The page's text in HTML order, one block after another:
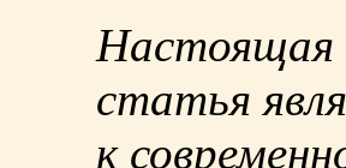
Настоящая
статья
к